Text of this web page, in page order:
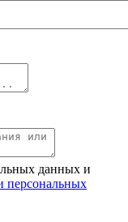
данных и
персональных